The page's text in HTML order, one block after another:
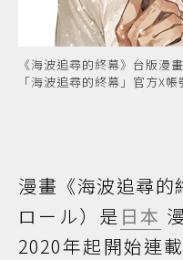
《海波追尋的終幕》台版漫
「海波追尋的終幕」官方X帳
漫畫《海波追尋的
ロール）是 日本
2020年起開始連